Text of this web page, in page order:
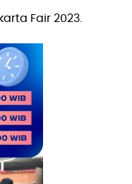
Fair 2023.